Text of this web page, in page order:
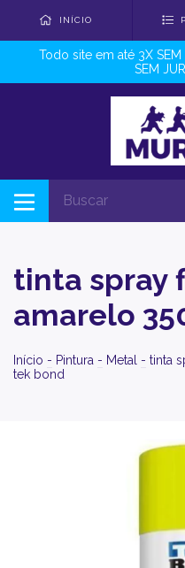
INÍCIO
Todo site em até 3X
SEM
tinta spray
amarelo
Início - Pintura - Metal - tinta
tek bond